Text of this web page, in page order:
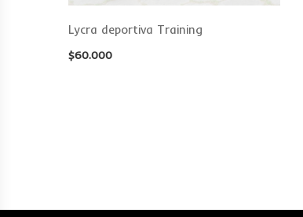
Lycra deportiva Training
$60.000